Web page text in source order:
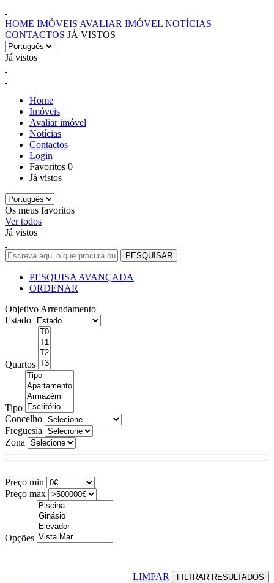
HOME IMÓVEIS AVALIAR IMÓVEL NOTÍCIAS
CONTACTOS JÁ VISTOS
Já vistos
Home
Imóveis
Avaliar imóvel
Notícias
Contactos
Login
Favoritos 0
Já vistos
Os meus favoritos
Ver todos
Já vistos
PESQUISA AVANÇADA
ORDENAR
Objetivo Arrendamento
Estado
Quartos
Tipo
Concelho
Freguesia
Zona
Preço min
Preço max
Opções
LIMPAR